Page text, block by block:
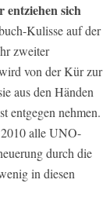
sich
Kulisse auf der
zweiter
von der Kür zur
aus den Händen
entgegen nehmen.
alle UNO-
durch die
in diesen